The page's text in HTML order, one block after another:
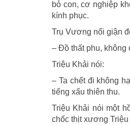
bỏ con, cơ nghiệp
kính phục.
Trụ Vương nổi giận
– Ðồ thất phu, không
Triệu Khải nói:
– Ta chết đi không
tiếng xấu thiên thu.
Triệu Khải nói một
chốc thịt xương